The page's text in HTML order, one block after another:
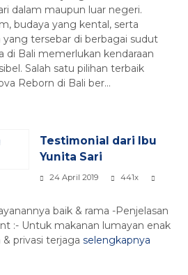
dalam maupun luar negeri.
budaya yang kental, serta
tersebar di berbagai sudut
di Bali memerlukan kendaraan
Salah satu pilihan terbaik
Reborn di Bali ber...
Testimonial dari Ibu
Yunita Sari
24 April 2019
441x
baik & rama -Penjelasan
:- Untuk makanan lumayan enak
privasi terjaga selengkapnya